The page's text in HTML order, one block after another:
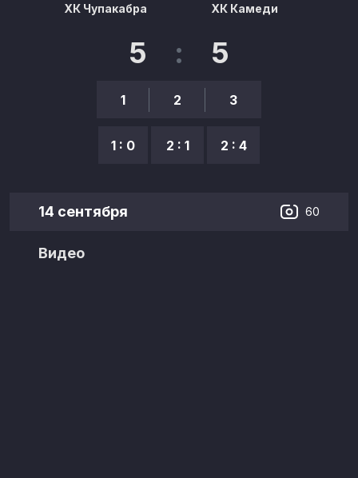
ХК Чупакабра
5 : 5
1
1 : 0
2
2 : 1
3
2 : 4
ХК Камеди
14 сентября 60
Видео